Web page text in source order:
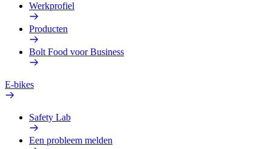
Werkprofiel
Producten
Bolt Food voor Business
E-bikes
Safety Lab
Een probleem melden